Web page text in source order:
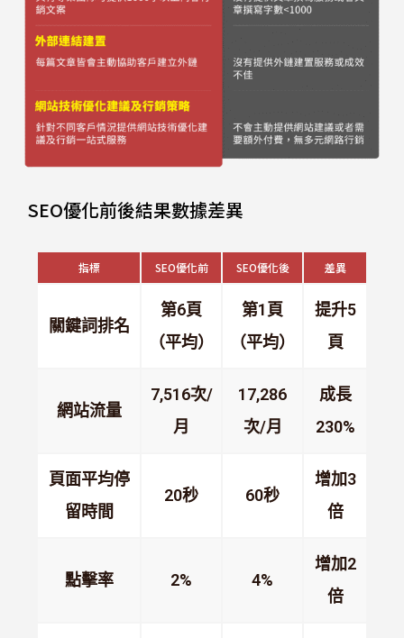
SEO優化前後結果數據差異
指標 SEO優化前 SEO優化後 差異
關鍵詞排名
第6頁
（平均）
第1頁
（平均）
提升5
頁
網站流量
7,516次/
月
17,286
次/月
成長
230%
頁面平均停
留時間
20秒 60秒
增加3
倍
點擊率 2% 4%
增加2
倍